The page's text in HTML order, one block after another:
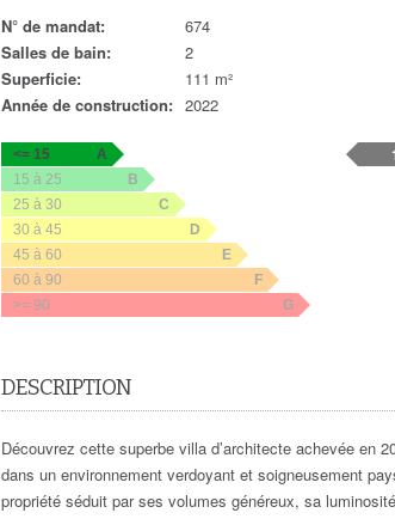
N° de mandat: 674
Salles de bain:
2
Superficie:
111 m²
Année de construction: 2022
<= 15
A
15 à 25
B
25 à 30
C
30 à 45
D
45 à 60
E
60 à 90
F
>= 90
G
DESCRIPTION
Découvrez cette superbe villa d’architecte achevée en
dans un environnement verdoyant et soigneusement
propriété séduit par ses volumes généreux, sa